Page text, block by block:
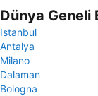
Dünya Geneli
Istanbul
Antalya
Milano
Dalaman
Bologna